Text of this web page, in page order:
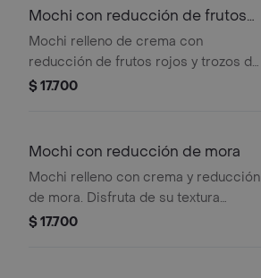
Mochi con reducción de frutos
rojos
Mochi relleno de crema con
reducción de frutos rojos y trozos de
fruta visible.
$ 17.700
Mochi con reducción de mora
Mochi relleno con crema y reducción
de mora. Disfruta de su textura
esponjosa y elástica.
$ 17.700